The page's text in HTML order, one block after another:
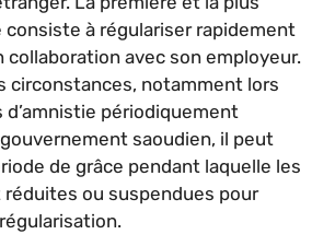
consiste à régulariser rapidement
collaboration avec son employeur.
circonstances, notamment lors
d’amnistie périodiquement
saoudien, il peut
de grâce pendant laquelle les
ou suspendues pour